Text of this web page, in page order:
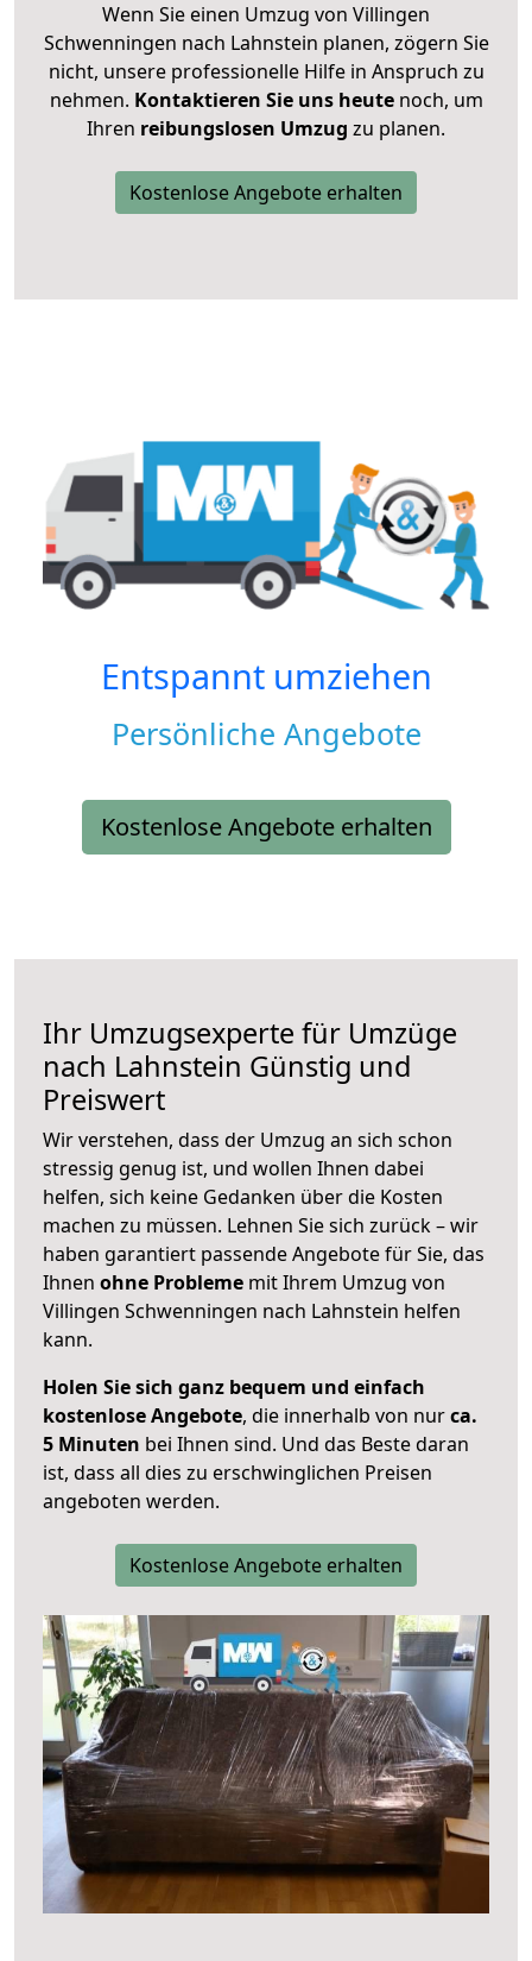
Wenn Sie einen Umzug von Villingen
Schwenningen nach Lahnstein planen, zögern Sie
nicht, unsere professionelle Hilfe in Anspruch zu
nehmen. Kontaktieren Sie uns heutenoch, um
Ihren reibungslosen Umzug zu planen.
Kostenlose Angebote erhalten
Entspannt umziehen
Persönliche Angebote
Kostenlose Angebote erhalten
Ihr Umzugsexperte für Umzüge
nach Lahnstein Günstig und
Preiswert
Wir verstehen, dass der Umzug an sich schon
stressig genug ist, und wollen Ihnen dabei
helfen, sich keine Gedanken über die Kosten
machen zu müssen. Lehnen Sie sich zurück – wir
haben garantiert passende Angebote für Sie, das
Ihnen ohne Probleme mit Ihrem Umzug von
Villingen Schwenningen nach Lahnstein helfen
kann.
Holen Sie sich ganz bequem und einfach
kostenlose Angebote, die innerhalb von nurca.
5 Minuten bei Ihnen sind. Und das Beste daran
ist, dass all dies zu erschwinglichen Preisen
angeboten werden.
Kostenlose Angebote erhalten